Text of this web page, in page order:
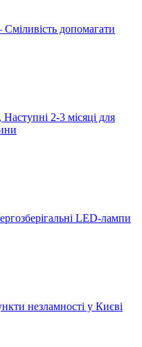
допомагати
2-3 місяці для
LED-лампи
незламності у Києві